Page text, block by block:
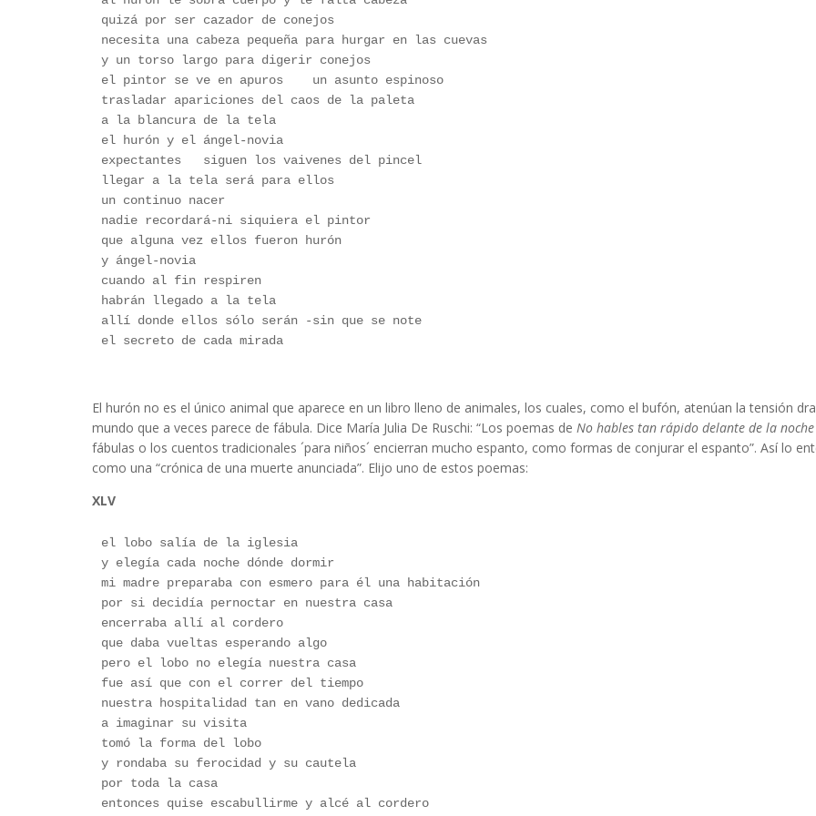
quizá por ser cazador de conejos
necesita una cabeza pequeña para hurgar en las cuevas
y un torso largo para digerir conejos
el pintor se ve en apuros    un asunto espinoso
trasladar apariciones del caos de la paleta
a la blancura de la tela
el hurón y el ángel-novia
expectantes   siguen los vaivenes del pincel
llegar a la tela será para ellos
un continuo nacer
nadie recordará-ni siquiera el pintor
que alguna vez ellos fueron hurón
y ángel-novia
cuando al fin respiren
habrán llegado a la tela
allí donde ellos sólo serán -sin que se note
el secreto de cada mirada
El hurón no es el único animal que aparece en un libro lleno de animales, los cuales, como el bufón, atenúan la tensión
mundo que a veces parece de fábula. Dice María Julia De Ruschi: “Los poemas de No hables tan rápido delante de la noche
fábulas o los cuentos tradicionales ´para niños´ encierran mucho espanto, como formas de conjurar el espanto”. Así lo
como una “crónica de una muerte anunciada”. Elijo uno de estos poemas:
XLV
el lobo salía de la iglesia
y elegía cada noche dónde dormir
mi madre preparaba con esmero para él una habitación
por si decidía pernoctar en nuestra casa
encerraba allí al cordero
que daba vueltas esperando algo
pero el lobo no elegía nuestra casa
fue así que con el correr del tiempo
nuestra hospitalidad tan en vano dedicada
a imaginar su visita
tomó la forma del lobo
y rondaba su ferocidad y su cautela
por toda la casa
entonces quise escabullirme y alcé al cordero